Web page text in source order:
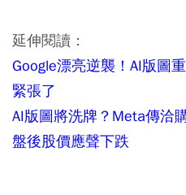
延伸閱讀：
Google漂亮逆襲！AI版圖
緊張了
AI版圖將洗牌？Meta傳洽
盤後股價應聲下跌